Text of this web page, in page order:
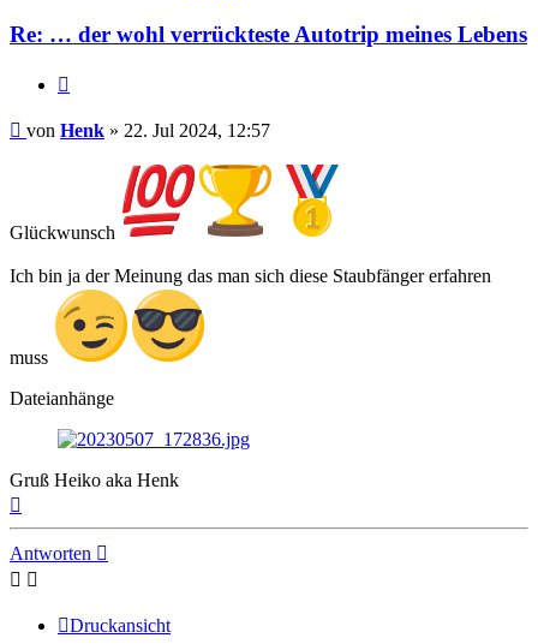
Re: … der wohl verrückteste Autotrip meines Lebens
Beitrag
von Henk » 22. Jul 2024, 12:57
Glückwunsch
Ich bin ja der Meinung das man sich diese Staubfänger erfahren
muss
Dateianhänge
Gruß Heiko aka Henk
Antworten
Druckansicht